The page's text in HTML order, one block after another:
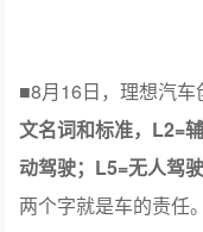
■8月16日，理想汽
文名词和标准，L2=
动驾驶；L5=无人驾
两个字就是车的责任。